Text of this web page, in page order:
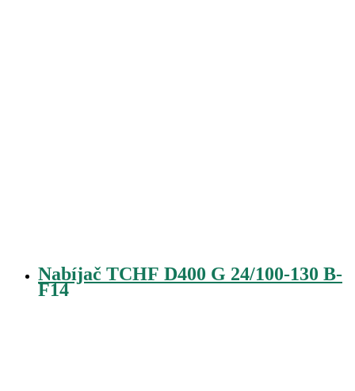
Nabíjač TCHF D400 G 24/100-130 B-
F14